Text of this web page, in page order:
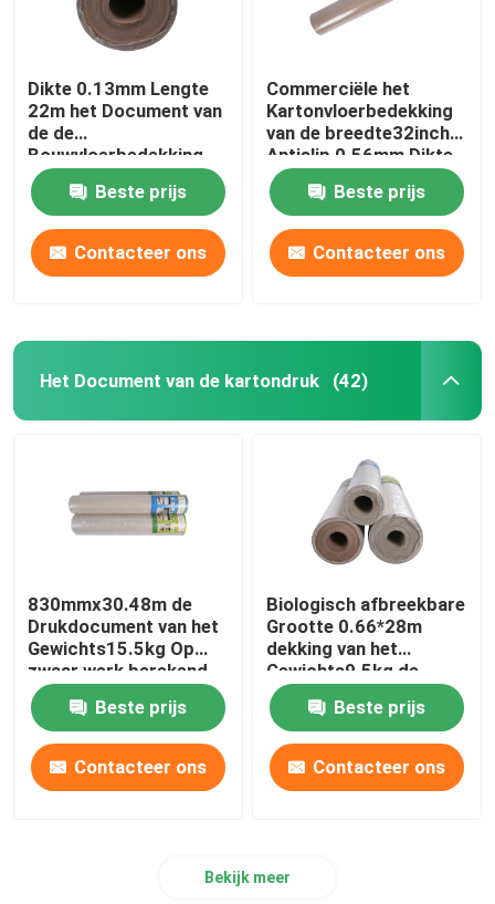
Dikte 0.13mm Lengte
22m het Document van
de de
Bouwvloerbedekking
van Vouwvezels
Beste prijs
Contacteer ons
Commerciële het
Kartonvloerbedekking
van de breedte32inch
Antislip 0.56mm Dikte
Beste prijs
Contacteer ons
Het Document van de kartondruk (42)
830mmx30.48m de
Drukdocument van het
Gewichts15.5kg Op
zwaar werk berekend
Karton
Beste prijs
Contacteer ons
Biologisch afbreekbare
Grootte 0.66*28m
dekking van het
Gewichts9.5kg de
tijdelijke tapijt
Beste prijs
Contacteer ons
Bekijk meer